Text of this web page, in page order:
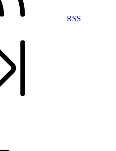
RSS